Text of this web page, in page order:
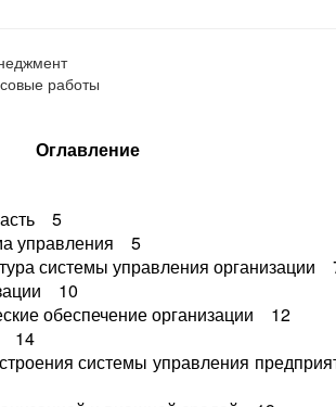
работы
Оглавление
5
управления 5
системы управления организации
10
обеспечение организации 12
14
системы управления